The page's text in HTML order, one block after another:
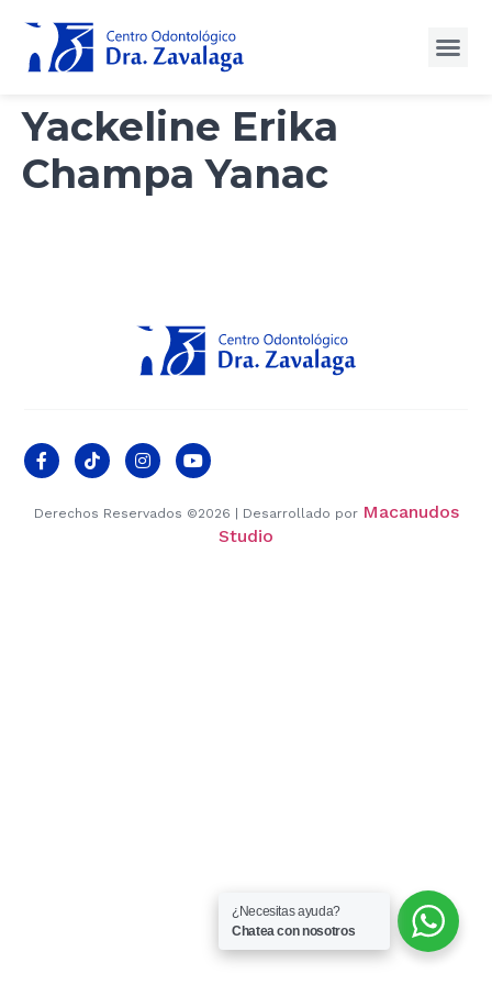
Yackeline Erika
Champa Yanac
Derechos Reservados ©2026 | Desarrollado por Macanudos
Studio
¿Necesitas ayuda?
Chatea con nosotros